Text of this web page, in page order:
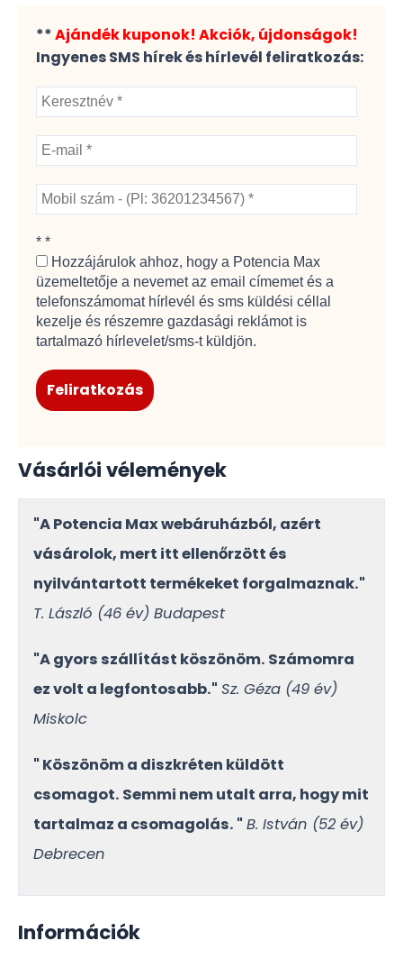
**Ajándék kuponok! Akciók, újdonságok!
Ingyenes SMS hírek és hírlevél feliratkozás:
* *
Hozzájárulok ahhoz, hogy a Potencia Max
üzemeltetője a nevemet az email címemet és a
telefonszámomat hírlevél és sms küldési céllal
kezelje és részemre gazdasági reklámot is
tartalmazó hírlevelet/sms-t küldjön.
Vásárlói vélemények
"A Potencia Max webáruházból, azért
vásárolok, mert itt ellenőrzött és
nyilvántartott termékeket forgalmaznak."
T. László (46 év) Budapest
"A gyors szállítást köszönöm. Számomra
ez volt a legfontosabb." Sz. Géza (49 év)
Miskolc
" Köszönöm a diszkréten küldött
csomagot. Semmi nem utalt arra, hogy mit
tartalmaz a csomagolás. " B. István (52 év)
Debrecen
Információk